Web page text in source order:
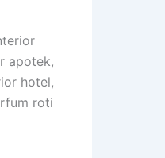
apotek,
hotel,
roti